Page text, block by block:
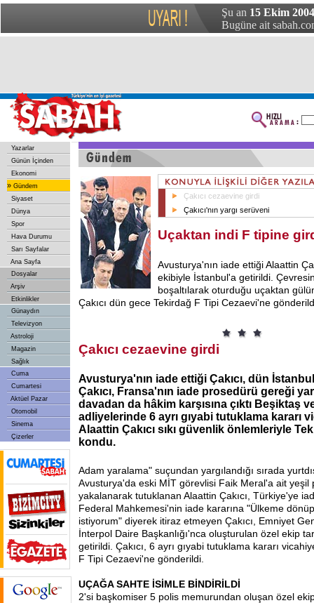
Şu an 15 Ekim
Bugüne ait
Yazarlar
Günün İçinden
Ekonomi
» Gündem
Siyaset
Dünya
Spor
Hava Durumu
Sarı Sayfalar
Ana Sayfa
Dosyalar
Arşiv
Etkinlikler
Günaydın
Televizyon
Astroloji
Magazin
Sağlık
Cuma
Cumartesi
Aktüel Pazar
Otomobil
Sinema
Çizerler
Çakıcı cezaevine girdi
Çakıcı'nın yargı serüveni
Uçaktan indi F tipine
Avusturya'nın iade ettiği Alaattin
ekibiyle İstanbul'a getirildi.
boşaltılarak oturduğu uçaktan
Çakıcı dün gece Tekirdağ F Tipi Cezaevi'ne
Çakıcı cezaevine girdi
Avusturya'nın iade ettiği Çakıcı, dün
Çakıcı, Fransa'nın iade prosedürü gereği
davadan da hâkim karşısına çıktı Beşiktaş
adliyelerinde 6 ayrı gıyabi tutuklama kararı
Alaattin Çakıcı sıkı güvenlik önlemleriyle
kondu.
Adam yaralama" suçundan yargılandığı sırada
Avusturya'da eski MİT görevlisi Faik Meral'a ait yeşil
yakalanarak tutuklanan Alaattin Çakıcı, Türkiye'ye
Federal Mahkemesi'nin iade kararına "Ülkeme
istiyorum" diyerek itiraz etmeyen Çakıcı, Emniyet
İnterpol Daire Başkanlığı'nca oluşturulan özel ekip
getirildi. Çakıcı, 6 ayrı gıyabi tutuklama kararı
F Tipi Cezaevi'ne gönderildi.
UÇAĞA SAHTE İSİMLE BİNDİRİLDİ
2'si başkomiser 5 polis memurundan oluşan özel ekip